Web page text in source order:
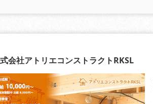
会社アトリエコンストラクトRKSL